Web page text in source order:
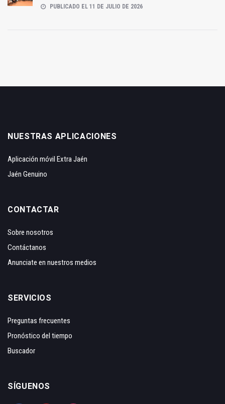
PUBLICADO EL 11 DE JULIO DE 2026
NUESTRAS APLICACIONES
Aplicación móvil Extra Jaén
Jaén Genuino
CONTACTAR
Sobre nosotros
Contáctanos
Anunciate en nuestros medios
SERVICIOS
Preguntas frecuentes
Pronóstico del tiempo
Buscador
SÍGUENOS